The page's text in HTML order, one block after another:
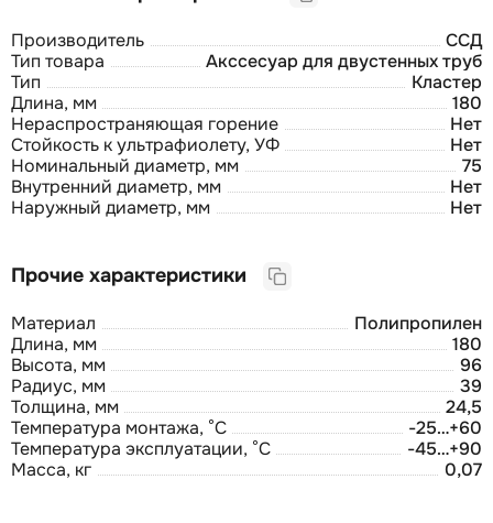
Производитель
ССД
Тип товара
Акссесуар для двустенных труб
Тип
Кластер
Длина, мм
180
Нераспространяющая горение
Нет
Стойкость к ультрафиолету, УФ
Нет
Номинальный диаметр, мм
75
Внутренний диаметр, мм
Нет
Наружный диаметр, мм
Нет
Прочие характеристики
Материал
Полипропилен
Длина, мм
180
Высота, мм
96
Радиус, мм
39
Толщина, мм
24,5
Температура монтажа, °C
-25…+60
Температура эксплуатации, °C
-45…+90
Масса, кг
0,07